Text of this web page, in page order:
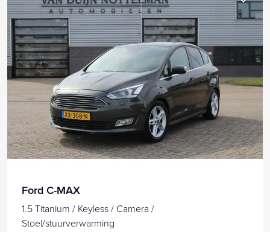
Ford C-MAX
1.5 Titanium / Keyless / Camera /
Stoel/stuurverwarming